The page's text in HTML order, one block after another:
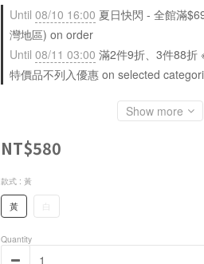
Until 08/10 16:00 夏日快閃 - 全館滿
灣地區) on order
Until 08/11 03:00 滿2件9折、3件88折
特價品不列入優惠 on selected
Show more
NT$580
款式 : 黃
黃
Quantity